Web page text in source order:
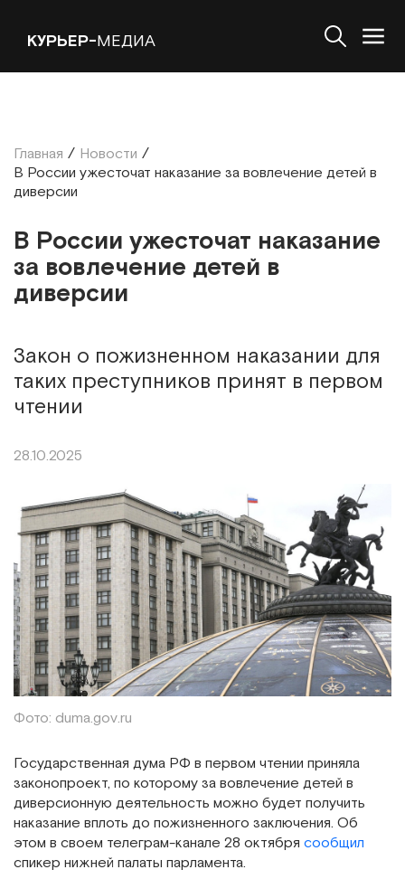
КУРЬЕР-МЕДИА
Главная / Новости /
В России ужесточат наказание за вовлечение детей в
диверсии
В России ужесточат наказание
за вовлечение детей в
диверсии
Закон о пожизненном наказании для
таких преступников принят в первом
чтении
28.10.2025
Фото: duma.gov.ru
Государственная дума РФ в первом чтении приняла
законопроект, по которому за вовлечение детей в
диверсионную деятельность можно будет получить
наказание вплоть до пожизненного заключения. Об
этом в своем телеграм-канале 28 октября сообщил
спикер нижней палаты парламента.